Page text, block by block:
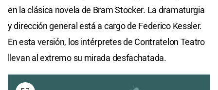
en la clásica novela de Bram Stocker. La dramaturgia
y dirección general está a cargo de Federico Kessler.
En esta versión, los intérpretes de Contratelon Teatro
llevan al extremo su mirada desfachatada.